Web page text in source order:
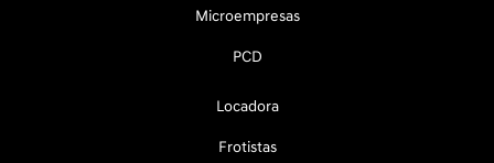
Microempresas
PCD
Locadora
Frotistas